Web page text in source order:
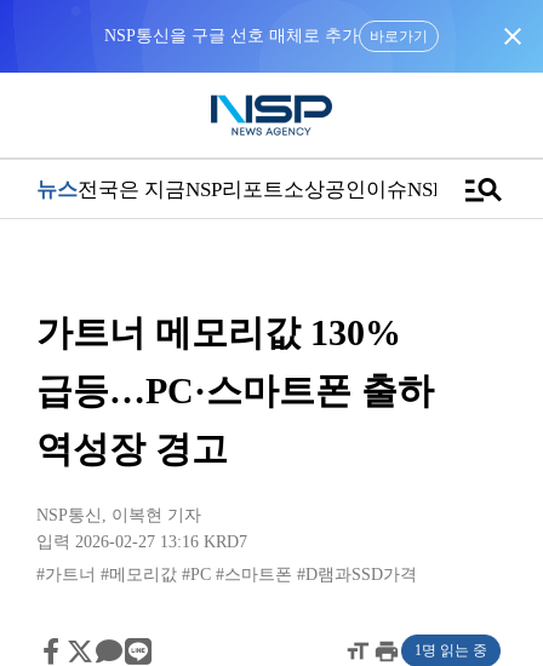
NSP통신을 구글 선호 매체로 추가 바로가기 close
뉴스전국은 지금NSP리포트소상공인이슈NSPTVmanage_search
가트너 메모리값 130%
급등…PC·스마트폰 출하
역성장 경고
NSP통신 , 이복현 기자
입력 2026-02-27 13:16 KRD7
#가트너 #메모리값 #PC #스마트폰 #D램과SSD가격
format_sizeprint 1명 읽는 중